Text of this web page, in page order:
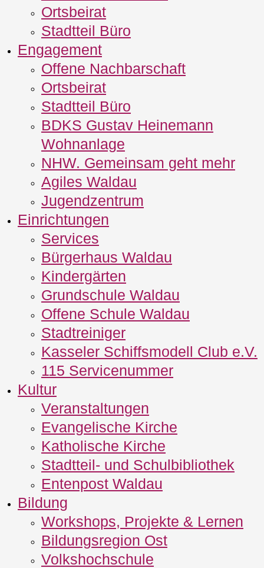
Ortsbeirat
Stadtteil Büro
Engagement
Offene Nachbarschaft
Ortsbeirat
Stadtteil Büro
BDKS Gustav Heinemann
Wohnanlage
NHW. Gemeinsam geht mehr
Agiles Waldau
Jugendzentrum
Einrichtungen
Services
Bürgerhaus Waldau
Kindergärten
Grundschule Waldau
Offene Schule Waldau
Stadtreiniger
Kasseler Schiffsmodell Club e.V.
115 Servicenummer
Kultur
Veranstaltungen
Evangelische Kirche
Katholische Kirche
Stadtteil- und Schulbibliothek
Entenpost Waldau
Bildung
Workshops, Projekte & Lernen
Bildungsregion Ost
Volkshochschule